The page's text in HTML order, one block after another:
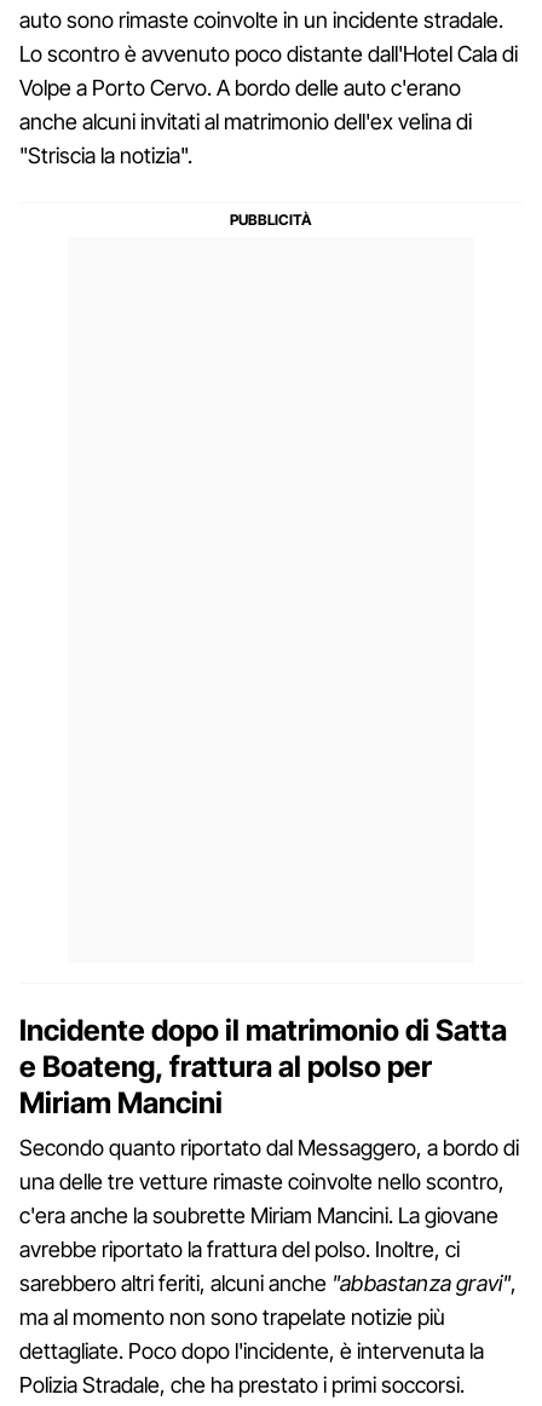
auto sono rimaste coinvolte in un incidente stradale.
Lo scontro è avvenuto poco distante dall'Hotel Cala di
Volpe a Porto Cervo. A bordo delle auto c'erano
anche alcuni invitati al matrimonio dell'ex velina di
"Striscia la notizia".
Incidente dopo il matrimonio di Satta
e Boateng, frattura al polso per
Miriam Mancini
Secondo quanto riportato dal Messaggero, a bordo di
una delle tre vetture rimaste coinvolte nello scontro,
c'era anche la soubrette Miriam Mancini. La giovane
avrebbe riportato la frattura del polso. Inoltre, ci
sarebbero altri feriti, alcuni anche "abbastanza gravi",
ma al momento non sono trapelate notizie più
dettagliate. Poco dopo l'incidente, è intervenuta la
Polizia Stradale, che ha prestato i primi soccorsi.